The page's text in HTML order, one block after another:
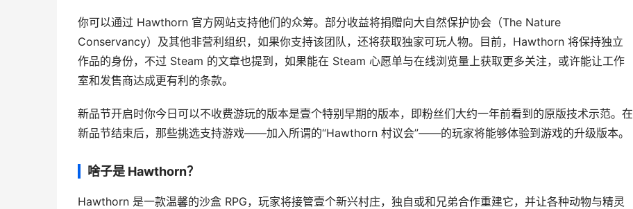
你可以通过 Hawthorn 官方网站支持他们的众筹。部分收益将捐赠向大自然保护协会（The Nature
Conservancy）及其他非营利组织，如果你支持该团队，还将获取独家可玩人物。目前，Hawthorn 将保持独立
作品的身份，不过 Steam 的文章也提到，如果能在 Steam 心愿单与在线浏览量上获取更多关注，或许能让工作
室和发售商达成更有利的条款。
新品节开启时你今日可以不收费游玩的版本是壹个特别早期的版本，即粉丝们大约一年前看到的原版技术示范。在
新品节结束后，那些挑选支持游戏——加入所谓的“Hawthorn 村议会”——的玩家将能够体验到游戏的升级版本。
啥子是 Hawthorn？
Hawthorn 是一款温馨的沙盒 RPG，玩家将接管壹个新兴村庄，独自或和兄弟合作重建它，并让各种动物与精灵